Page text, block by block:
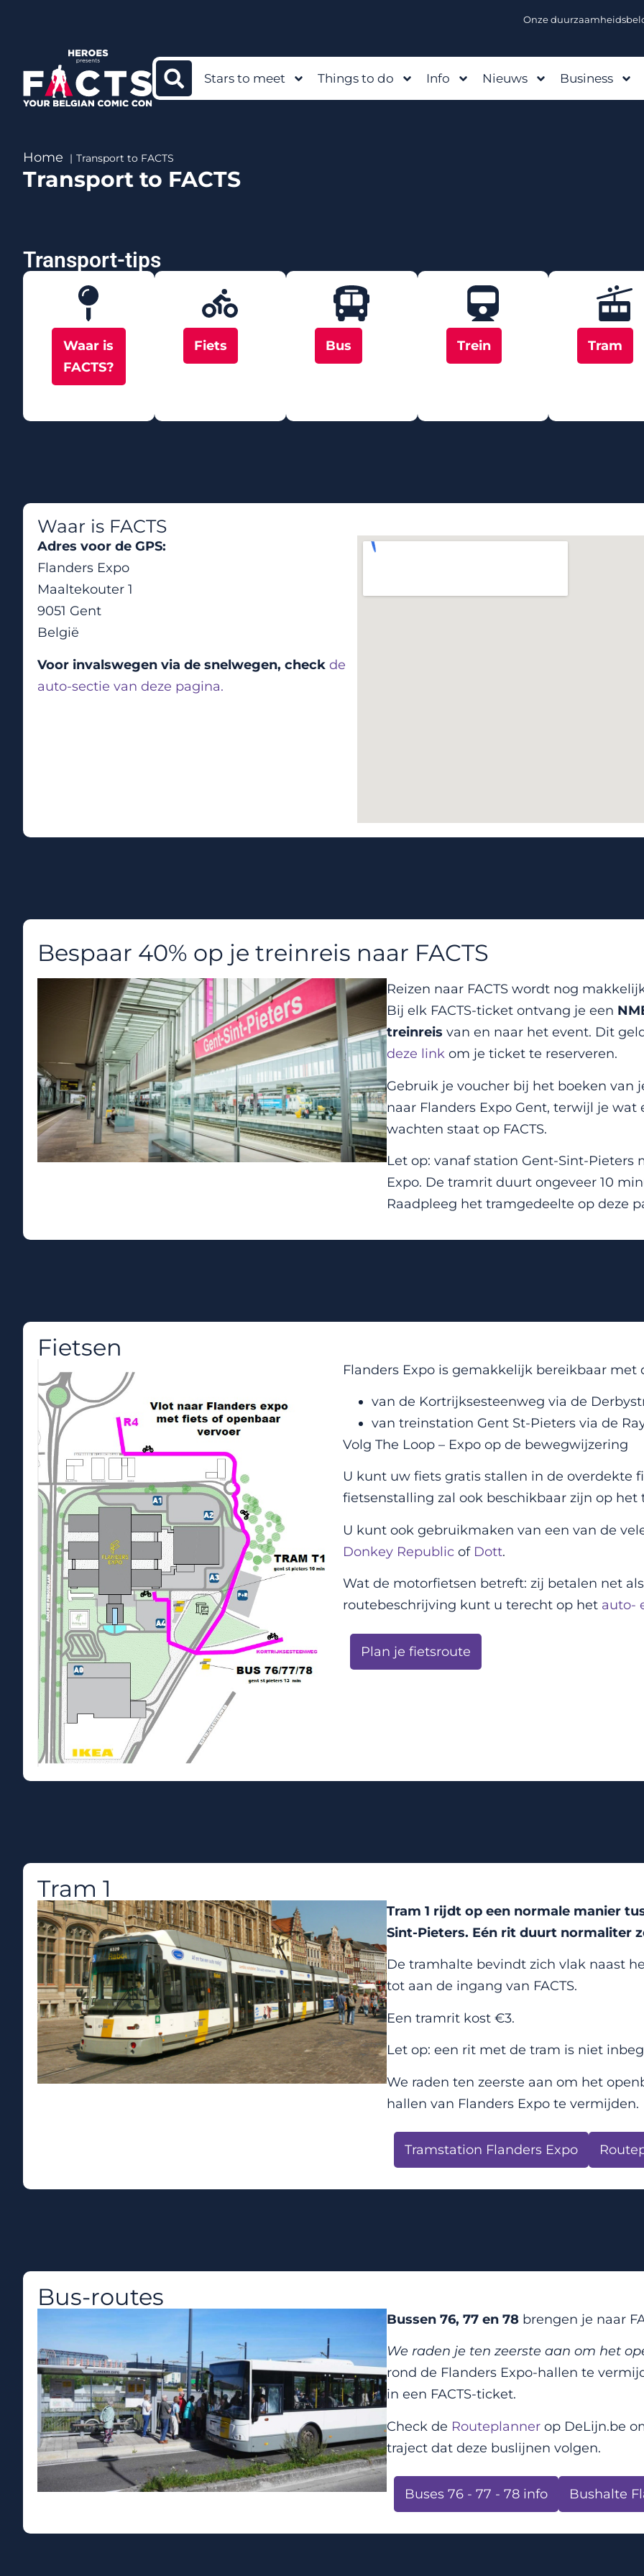
Onze
Stars to meet Things to do Info Nieuws Business
Home Transport to FACTS
Transport to FACTS
Transport-tips
Waar is
FACTS?
Fiets Bus Trein Tram
Waar is FACTS
Adres voor de GPS:
Flanders Expo
Maaltekouter 1
9051 Gent
België
Voor invalswegen via de snelwegen, check de
auto-sectie van deze pagina.
Bespaar 40% op je treinreis naar FACTS
Reizen naar FACTS wordt nog
Bij elk FACTS-ticket ontvang je een
treinreis van en naar het event. Dit
deze link om je ticket te reserveren.
Gebruik je voucher bij het boeken van
naar Flanders Expo Gent, terwijl je
wachten staat op FACTS.
Let op: vanaf station Gent-Sint-
Expo. De tramrit duurt ongeveer 10
Raadpleeg het tramgedeelte op deze
Fietsen
Flanders Expo is gemakkelijk bereikbaar met
van de Kortrijksesteenweg via de
van treinstation Gent St-Pieters via de
Volg The Loop – Expo op de bewegwijzering
U kunt uw fiets gratis stallen in de overdekte
fietsenstalling zal ook beschikbaar zijn op het
U kunt ook gebruikmaken van een van de
Donkey Republicof Dott.
Wat de motorfietsen betreft: zij betalen net
routebeschrijving kunt u terecht op het auto-
Plan je fietsroute
Tram 1
Tram 1 rijdt op een normale manier
Sint-Pieters. Eén rit duurt normaliter
De tramhalte bevindt zich vlak naast
tot aan de ingang van FACTS.
Een tramrit kost €3.
Let op: een rit met de tram is niet
We raden ten zeerste aan om het
hallen van Flanders Expo te vermijden.
Tramstation Flanders Expo
Bus-routes
Bussen 76, 77 en 78 brengen je naar
We raden je ten zeerste aan om het
rond de Flanders Expo-hallen te
in een FACTS-ticket.
Check de Routeplanner op DeLijn.be
traject dat deze buslijnen volgen.
Buses 76 - 77 - 78 info Bushalte